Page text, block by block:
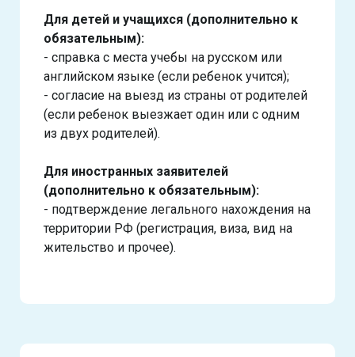
Для детей и учащихся (дополнительно к
обязательным):
- справка с места учебы на русском или
английском языке (если ребенок учится);
- согласие на выезд из страны от родителей
(если ребенок выезжает один или с одним
из двух родителей).
Для иностранных заявителей
(дополнительно к обязательным):
- подтверждение легального нахождения на
территории РФ (регистрация, виза, вид на
жительство и прочее).